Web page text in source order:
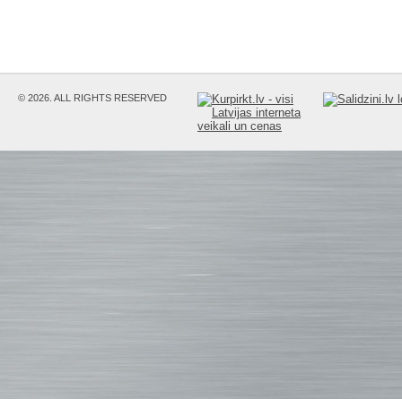
© 2026. ALL RIGHTS RESERVED